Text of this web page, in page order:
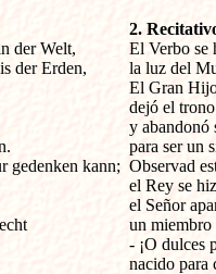
der Welt,
der Erden,
gedenken kann;
2.
El Verbo se
la luz del
El Gran
dejó el
y abandonó
para ser un
Observad
el Rey se
el Señor
un miembro
- ¡O dulces
nacido para